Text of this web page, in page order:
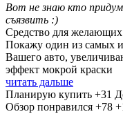
Вот не знаю кто
съязвить :)
Средство для желающих
Покажу один из самых
Вашего авто,
эффект мокрой краски
читать дальше
Планирую купить +31
Обзор понравился +78